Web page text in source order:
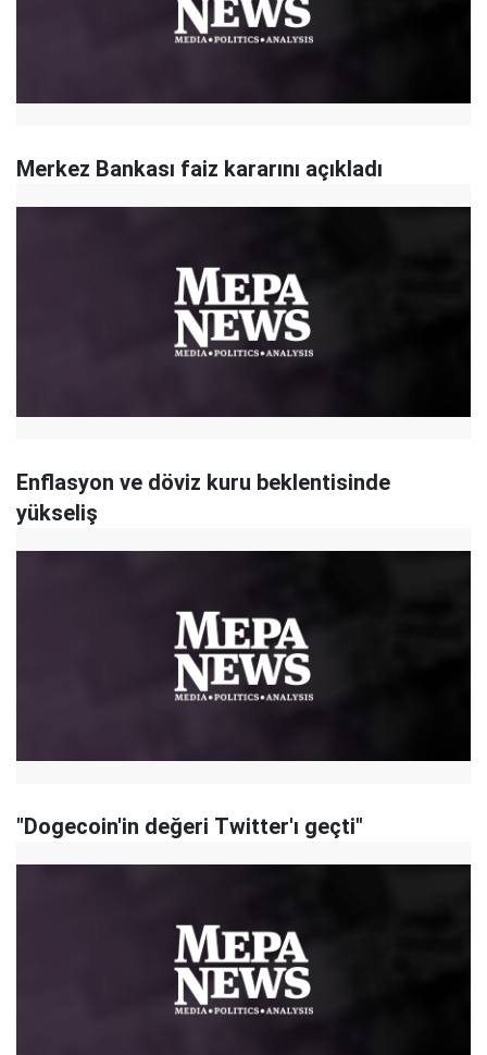
Merkez Bankası faiz kararını açıkladı
Enflasyon ve döviz kuru beklentisinde
yükseliş
"Dogecoin'in değeri Twitter'ı geçti"